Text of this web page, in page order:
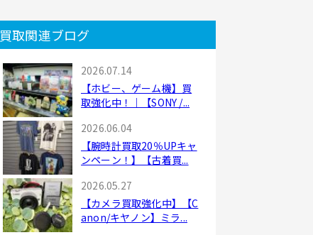
買取関連ブログ
2026.07.14
【ホビー、ゲーム機】買
取強化中！｜【SONY /...
2026.06.04
【腕時計買取20％UPキャ
ンペーン！】【古着買...
2026.05.27
【カメラ買取強化中】【C
anon/キヤノン】ミラ...